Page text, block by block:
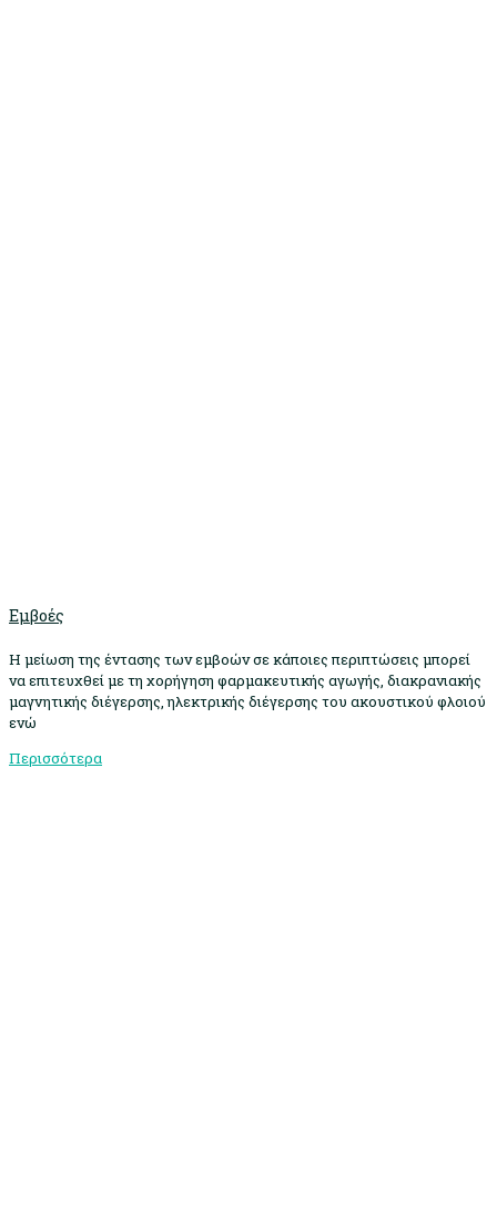
Εμβοές
Η μείωση της έντασης των εμβοών σε κάποιες περιπτώσεις μπορεί
να επιτευχθεί με τη χορήγηση φαρμακευτικής αγωγής, διακρανιακής
μαγνητικής διέγερσης, ηλεκτρικής διέγερσης του ακουστικού φλοιού
ενώ
Περισσότερα